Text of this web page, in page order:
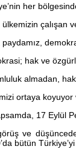
her
ülkemizin çalışan
hak ve
almadan,
ortaya koyuyor
17 Eylül
ve
bütün